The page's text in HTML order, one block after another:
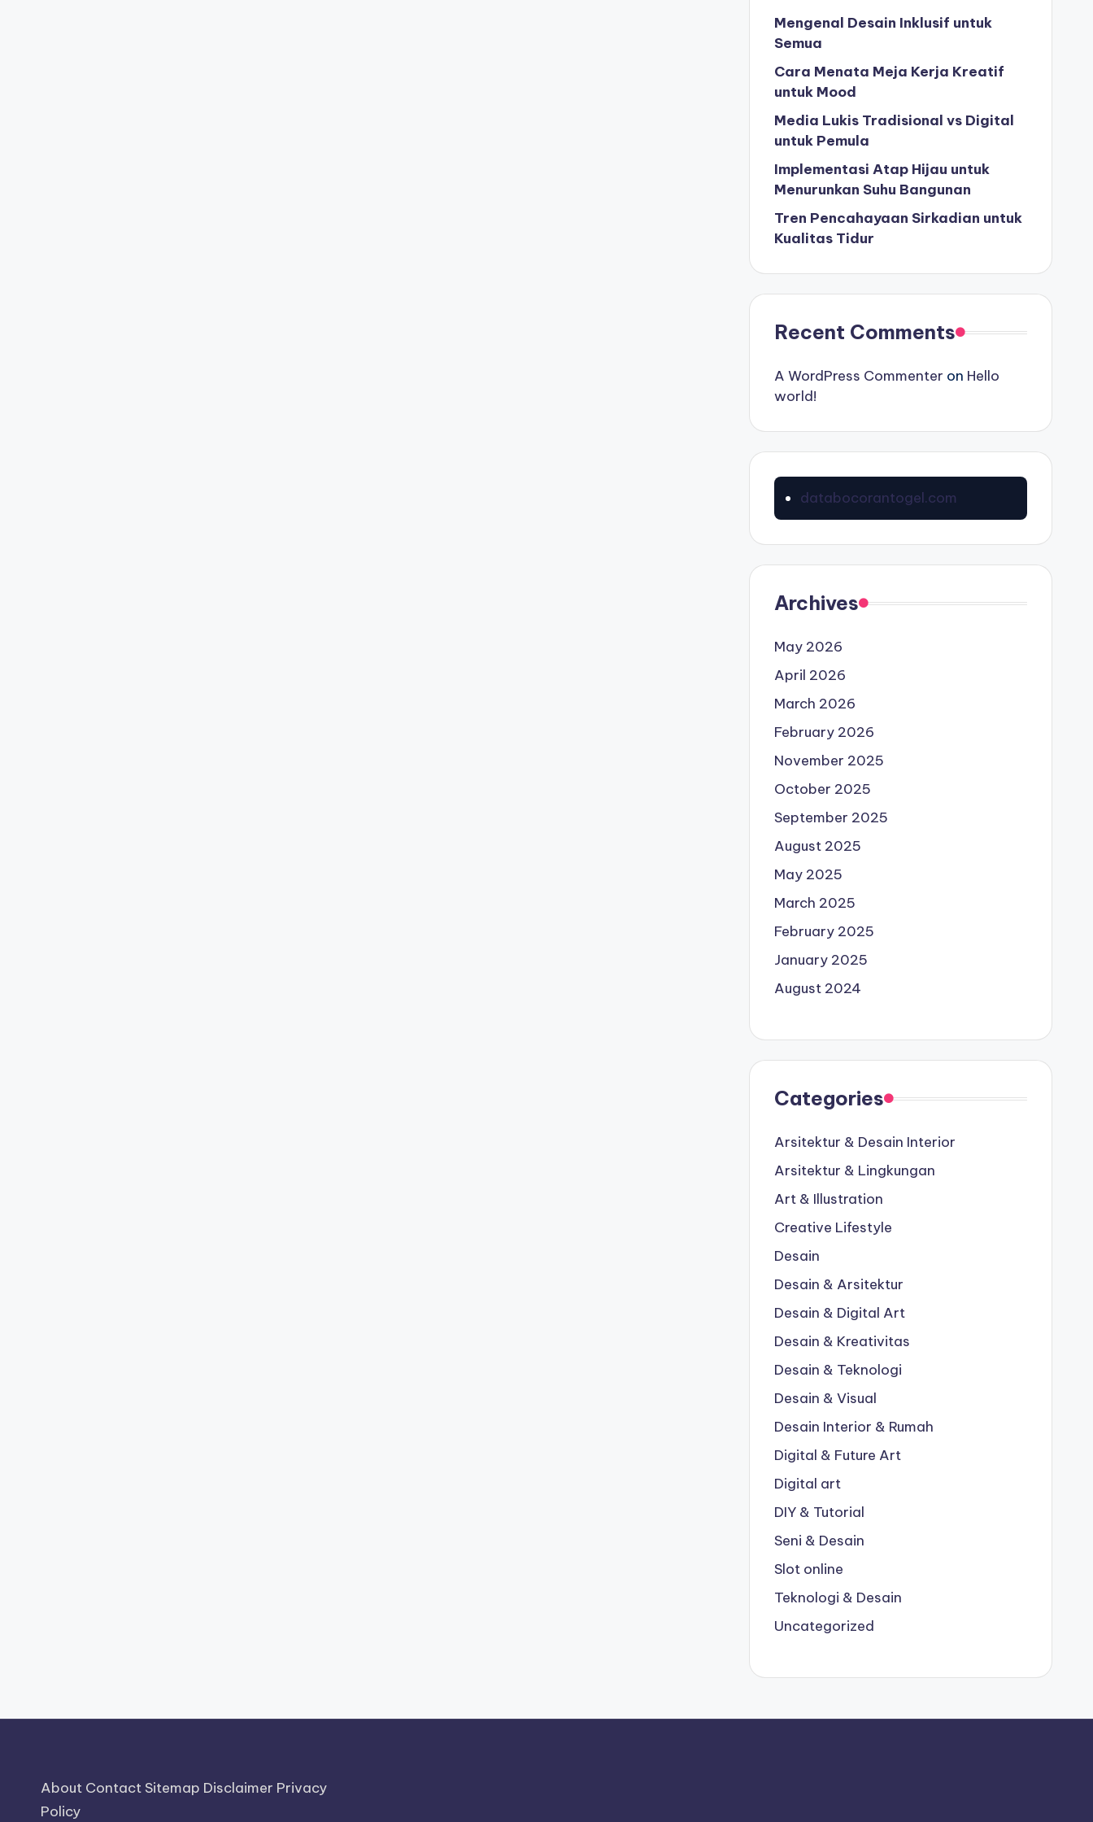
o
k
e
r
Mengenal Desain Inklusif untuk
Semua
Cara Menata Meja Kerja Kreatif
untuk Mood
Media Lukis Tradisional vs Digital
untuk Pemula
Implementasi Atap Hijau untuk
Menurunkan Suhu Bangunan
Tren Pencahayaan Sirkadian untuk
Kualitas Tidur
Recent Comments
A WordPress Commenter on Hello
world!
databocorantogel.com
Archives
May 2026
April 2026
March 2026
February 2026
November 2025
October 2025
September 2025
August 2025
May 2025
March 2025
February 2025
January 2025
August 2024
Categories
Arsitektur & Desain Interior
Arsitektur & Lingkungan
Art & Illustration
Creative Lifestyle
Desain
Desain & Arsitektur
Desain & Digital Art
Desain & Kreativitas
Desain & Teknologi
Desain & Visual
Desain Interior & Rumah
Digital & Future Art
Digital art
DIY & Tutorial
Seni & Desain
Slot online
Teknologi & Desain
Uncategorized
About ContactSitemap Disclaimer Privacy
Policy